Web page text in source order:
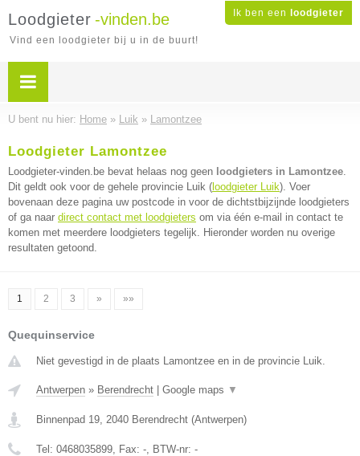
Ik ben een loodgieter
Loodgieter -vinden.be
Vind een loodgieter bij u in de buurt!
U bent nu hier: Home » Luik » Lamontzee
Loodgieter Lamontzee
Loodgieter-vinden.be bevat helaas nog geen loodgieters in Lamontzee.
Dit geldt ook voor de gehele provincie Luik ( loodgieter Luik). Voer
bovenaan deze pagina uw postcode in voor de dichtstbijzijnde loodgieters
of ga naar direct contact met loodgieters om via één e-mail in contact te
komen met meerdere loodgieters tegelijk. Hieronder worden nu overige
resultaten getoond.
1 2 3 » »»
Quequinservice
Niet gevestigd in de plaats Lamontzee en in de provincie Luik.
Antwerpen » Berendrecht Google maps ▼
Binnenpad 19, 2040 Berendrecht (Antwerpen)
Tel: 0468035899, Fax: -, BTW-nr: -